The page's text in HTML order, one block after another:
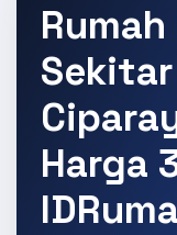
Harga